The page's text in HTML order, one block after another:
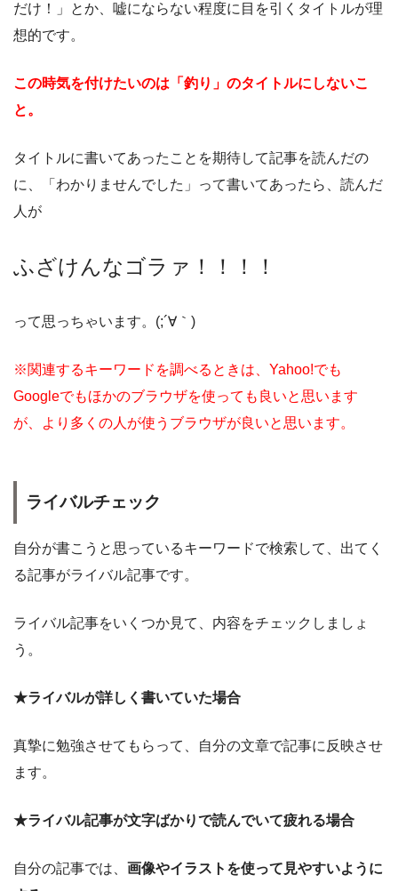
だけ！」とか、嘘にならない程度に目を引くタイトルが理
想的です。
この時気を付けたいのは「釣り」のタイトルにしないこ
と。
タイトルに書いてあったことを期待して記事を読んだの
に、「わかりませんでした」って書いてあったら、読んだ
人が
ふざけんなゴラァ！！！！
って思っちゃいます。(;´∀｀)
※関連するキーワードを調べるときは、Yahoo!でも
Googleでもほかのブラウザを使っても良いと思います
が、より多くの人が使うブラウザが良いと思います。
ライバルチェック
自分が書こうと思っているキーワードで検索して、出てく
る記事がライバル記事です。
ライバル記事をいくつか見て、内容をチェックしましょ
う。
★ライバルが詳しく書いていた場合
真摯に勉強させてもらって、自分の文章で記事に反映させ
ます。
★ライバル記事が文字ばかりで読んでいて疲れる場合
自分の記事では、 画像やイラストを使って見やすいように